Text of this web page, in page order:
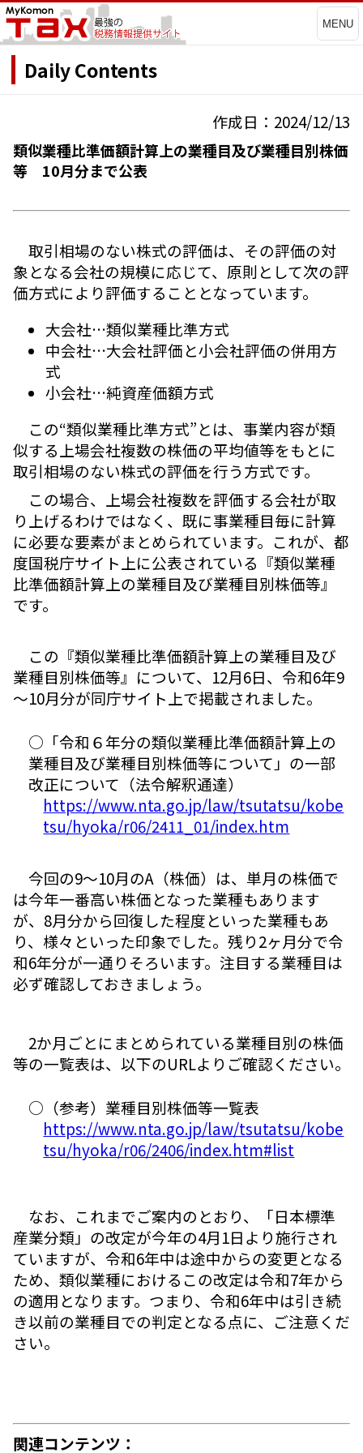
MENU
Daily Contents
作成日：2024/12/13
類似業種比準価額計算上の業種目及び業種目別株価
等 10月分まで公表
取引相場のない株式の評価は、その評価の対
象となる会社の規模に応じて、原則として次の評
価方式により評価することとなっています。
大会社…類似業種比準方式
中会社…大会社評価と小会社評価の併用方
式
小会社…純資産価額方式
この“類似業種比準方式”とは、事業内容が類
似する上場会社複数の株価の平均値等をもとに
取引相場のない株式の評価を行う方式です。
この場合、上場会社複数を評価する会社が取
り上げるわけではなく、既に事業種目毎に計算
に必要な要素がまとめられています。これが、都
度国税庁サイト上に公表されている『類似業種
比準価額計算上の業種目及び業種目別株価等』
です。
この『類似業種比準価額計算上の業種目及び
業種目別株価等』について、12月6日、令和6年9
～10月分が同庁サイト上で掲載されました。
○「令和６年分の類似業種比準価額計算上の
業種目及び業種目別株価等について」の一部
改正について（法令解釈通達）
https://www.nta.go.jp/law/tsutatsu/kobe
tsu/hyoka/r06/2411_01/index.htm
今回の9～10月のA（株価）は、単月の株価で
は今年一番高い株価となった業種もあります
が、8月分から回復した程度といった業種もあ
り、様々といった印象でした。残り2ヶ月分で令
和6年分が一通りそろいます。注目する業種目は
必ず確認しておきましょう。
2か月ごとにまとめられている業種目別の株価
等の一覧表は、以下のURLよりご確認ください。
○（参考）業種目別株価等一覧表
https://www.nta.go.jp/law/tsutatsu/kobe
tsu/hyoka/r06/2406/index.htm#list
なお、これまでご案内のとおり、「日本標準
産業分類」の改定が今年の4月1日より施行され
ていますが、令和6年中は途中からの変更となる
ため、類似業種におけるこの改定は令和7年から
の適用となります。つまり、令和6年中は引き続
き以前の業種目での判定となる点に、ご注意くだ
さい。
関連コンテンツ：